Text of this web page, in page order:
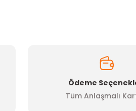
Ödeme
Tüm Anlaşmalı